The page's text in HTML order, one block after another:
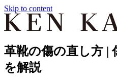
Skip to content
革靴の傷の直し方 |
を解説